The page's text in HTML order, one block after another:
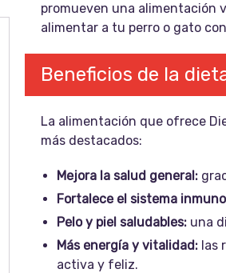
promueven una alimentación
alimentar a tu perro o gato
Beneficios de la
La alimentación que ofrece
más destacados:
Mejora la salud general:
Fortalece el sistema
Pelo y piel saludables: una
Más energía y vitalidad: las
activa y feliz.